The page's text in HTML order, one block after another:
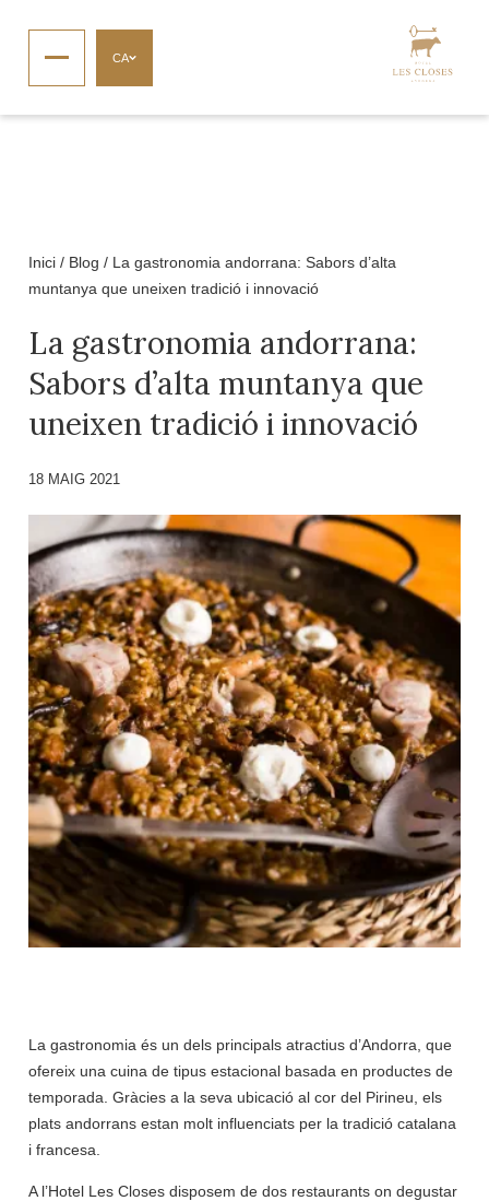
CA
Inici / Blog / La gastronomia andorrana: Sabors d’alta
muntanya que uneixen tradició i innovació
La gastronomia andorrana:
Sabors d’alta muntanya que
uneixen tradició i innovació
18 MAIG 2021
La gastronomia és un dels principals atractius d’Andorra, que
ofereix una cuina de tipus estacional basada en productes de
temporada. Gràcies a la seva ubicació al cor del Pirineu, els
plats andorrans estan molt influenciats per la tradició catalana
i francesa.
A l’Hotel Les Closes disposem de dos restaurants on degustar